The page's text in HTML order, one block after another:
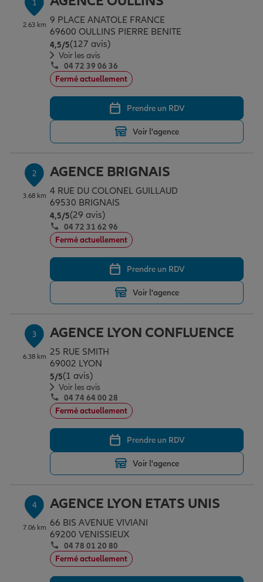
Assurance emprunteur
Prévoyance et dépendance
Assurance animal de compagnie
Protection de la famille
Protection juridique
Épargne & retraite
Plan épargne retraite
Placements financiers
Investissements immobiliers
Transmission
Vos projets
Changer de voiture
Départ à la retraite
Préparer l’avenir
Assurance auto
Assurance habitation
Le Pack Famille
Garantie des accidents de la vie
Assurance scolaire
Protection juridique
Retraite
Tous nos devis d'assurance
Professionnels
Allianz en France
1
2.63 km 9 PLACE ANATOLE FRANCE
69600 OULLINS PIERRE BENITE
4,5/5Note de 4.5 sur 5
(127 avis)
Voir les avis
04 72 39 06 36
Fermé actuellement
Prendre un RDV
Voir l'agence
2
3.68 km
AGENCE BRIGNAIS
4 RUE DU COLONEL GUILLAUD
69530 BRIGNAIS
4,5/5Note de 4.5 sur 5
(29 avis)
04 72 31 62 96
Fermé actuellement
Prendre un RDV
Voir l'agence
3
6.38 km
AGENCE LYON CONFLUENCE
25 RUE SMITH
69002 LYON
5/5Note de 5 sur 5
(1 avis)
Voir les avis
04 74 64 00 28
Fermé actuellement
Prendre un RDV
Voir l'agence
4
7.06 km
AGENCE LYON ETATS UNIS
66 BIS AVENUE VIVIANI
69200 VENISSIEUX
04 78 01 20 80
Fermé actuellement